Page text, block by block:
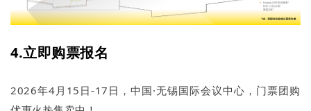
4.立即购票报名
2026年4月15日-17日，中国·无锡国际会议中心，门票团购